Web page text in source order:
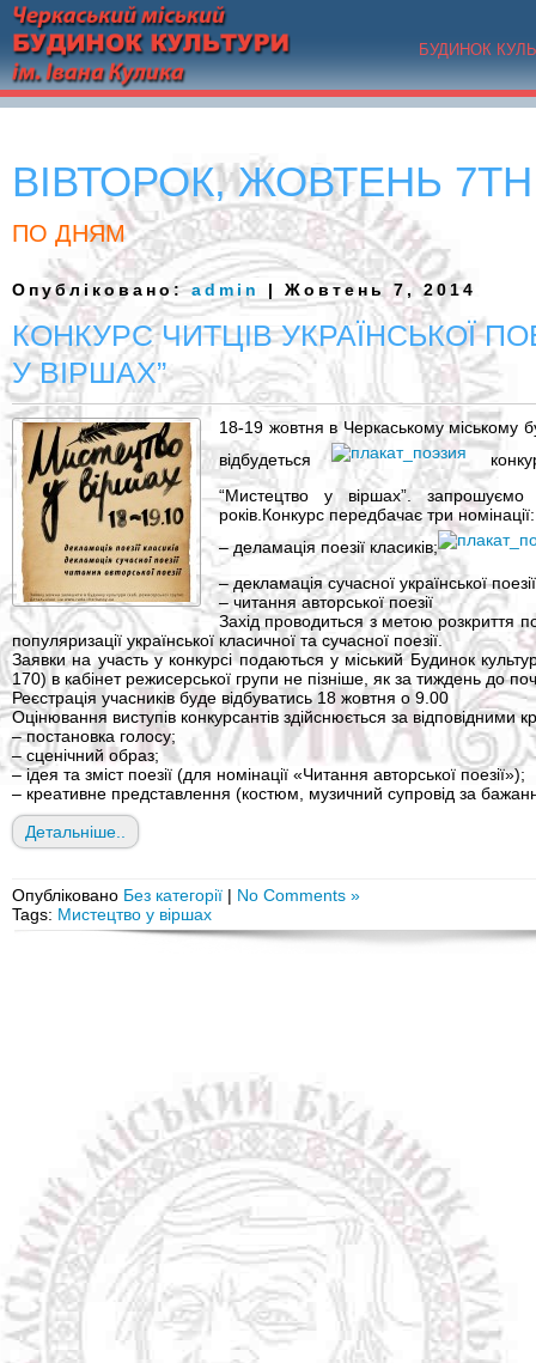
БУДИНОК
ВІВТОРОК, ЖОВТЕНЬ
ПО ДНЯМ
Опубліковано:admin | Жовтень 7, 2014
КОНКУРС ЧИТЦІВ УКРАЇНСЬКОЇ
У ВІРШАХ”
18-19 жовтня в Черкаському міському
відбудеться
“Мистецтво у віршах”.
років.Конкурс передбачає три номінації:
– деламація поезії класиків;
– декламація сучасної української поезії
– читання авторської поезії
Захід проводиться з метою розкриття
популяризації української класичної та сучасної поезії.
Заявки на участь у конкурсі подаються у міський Будинок
170) в кабінет режисерської групи не пізніше, як за тиждень до
Реєстрація учасників буде відбуватись 18 жовтня о 9.00
Оцінювання виступів конкурсантів здійснюється за відповідними
– постановка голосу;
– сценічний образ;
– ідея та зміст поезії (для номінації «Читання авторської поезії»);
– креативне представлення (костюм, музичний супровід за
Детальніше..
Опубліковано Без категорії | No Comments »
Tags: Мистецтво у віршах